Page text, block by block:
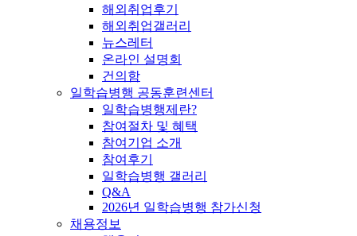
해외취업후기
해외취업갤러리
뉴스레터
온라인 설명회
건의함
일학습병행 공동훈련센터
일학습병행제란?
참여절차 및 혜택
참여기업 소개
참여후기
일학습병행 갤러리
Q&A
2026년 일학습병행 참가신청
채용정보